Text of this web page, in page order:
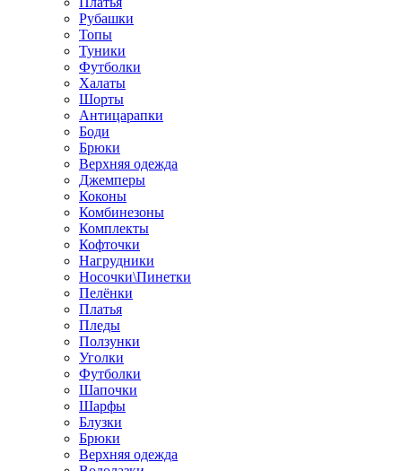
Рубашки
Топы
Туники
Футболки
Халаты
Шорты
Антицарапки
Боди
Брюки
Верхняя одежда
Джемперы
Коконы
Комбинезоны
Комплекты
Кофточки
Нагрудники
Носочки\Пинетки
Пелёнки
Платья
Пледы
Ползунки
Уголки
Футболки
Шапочки
Шарфы
Блузки
Брюки
Верхняя одежда